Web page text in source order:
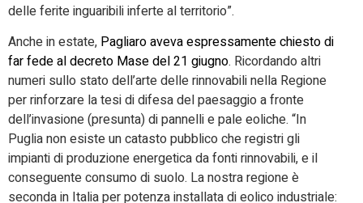
delle ferite inguaribili inferte al territorio”.
Anche in estate, Pagliaro aveva espressamente chiesto di
far fede al decreto Mase del 21 giugno. Ricordando altri
numeri sullo stato dell’arte delle rinnovabili nella Regione
per rinforzare la tesi di difesa del paesaggio a fronte
dell’invasione (presunta) di pannelli e pale eoliche. “In
Puglia non esiste un catasto pubblico che registri gli
impianti di produzione energetica da fonti rinnovabili, e il
conseguente consumo di suolo. La nostra regione è
seconda in Italia per potenza installata di eolico industriale: